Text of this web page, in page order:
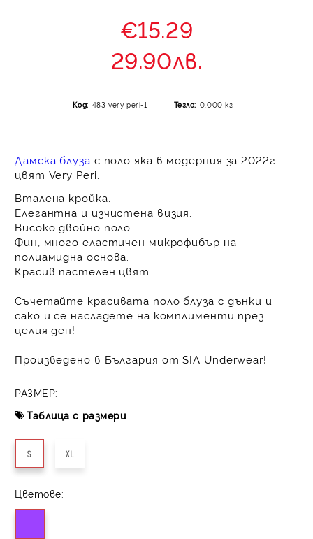
€15.29
29.90лв.
Код: 483 very peri-1 Тегло: 0.000 кг
Дамска блуза с поло яка в модерния за 2022г
цвят Very Peri.
Вталена кройка.
Елегантна и изчистена визия.
Високо двойно поло.
Фин, много еластичен микрофибър на
полиамидна основа.
Красив пастелен цвят.
Съчетайте красивата поло блуза с дънки и
сако и се насладете на комплименти през
целия ден!
Произведено в България от SIA Underwear!
РАЗМЕР:
Таблица с размери
S XL
Цветове: